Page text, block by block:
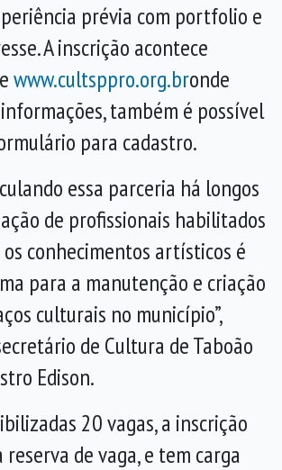
ência prévia com portfolio e
A inscrição acontece
www.cultsppro.org.bronde
também é possível
para cadastro.
essa parceria há longos
de profissionais habilitados
conhecimentos artísticos é
para a manutenção e criação
culturais no município”,
de Cultura de Taboão
Edison.
20 vagas, a inscrição
de vaga, e tem carga